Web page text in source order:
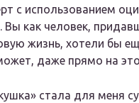
с использованием
Вы как человек,
жизнь, хотели бы
даже прямо на
стала для меня